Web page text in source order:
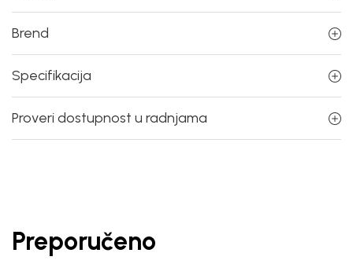
Brend
Specifikacija
Proveri dostupnost u radnjama
Preporučeno